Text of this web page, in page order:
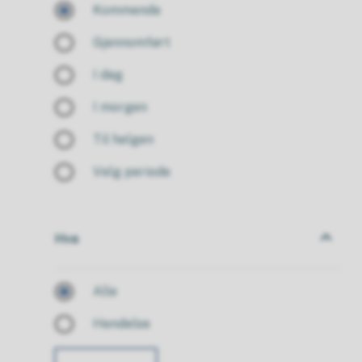
Kommende
Gjennomført
I dag
I morgen
Til helgen
Velg periode
Hva
Alle
Hendelse